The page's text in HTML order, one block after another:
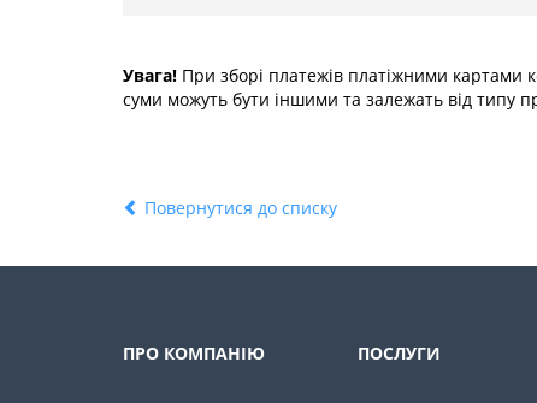
Увага! При зборі платежів платіжними картами
суми можуть бути іншими та залежать від типу
Повернутися до списку
ПРО КОМПАНІЮ ПОСЛУГИ